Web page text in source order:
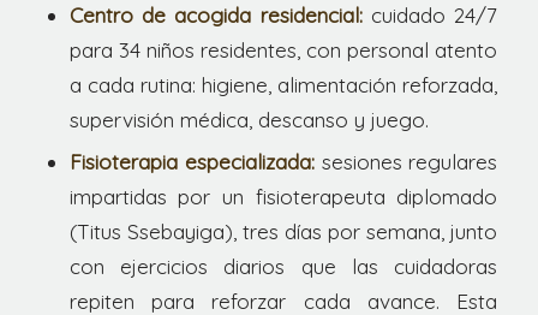
Centro de acogida residencial:cuidado 24/7
para 34 niños residentes, con personal atento
a cada rutina: higiene, alimentación reforzada,
supervisión médica, descanso y juego.
Fisioterapia especializada:sesiones regulares
impartidas por un fisioterapeuta diplomado
(Titus Ssebayiga), tres días por semana, junto
con ejercicios diarios que las cuidadoras
repiten para reforzar cada avance. Esta